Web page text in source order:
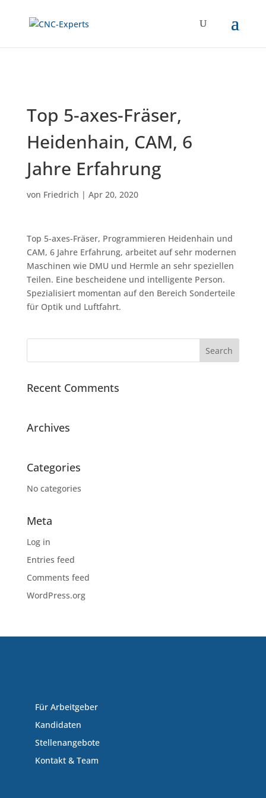
Top 5-axes-Fräser,
Heidenhain, CAM, 6
Jahre Erfahrung
von Friedrich | Apr 20, 2020
Top 5-axes-Fräser, Programmieren Heidenhain und
CAM, 6 Jahre Erfahrung, arbeitet auf sehr modernen
Maschinen wie DMU und Hermle an sehr speziellen
Teilen. Eine bescheidene und intelligente Person.
Spezialisiert momentan auf den Bereich Sonderteile
für Optik und Luftfahrt.
Recent Comments
Archives
Categories
No categories
Meta
Log in
Entries feed
Comments feed
WordPress.org
Für Arbeitgeber
Kandidaten
Stellenangebote
Kontakt & Team